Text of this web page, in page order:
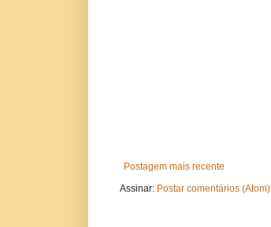
Postagem mais recente
Assinar: Postar comentários (Atom)